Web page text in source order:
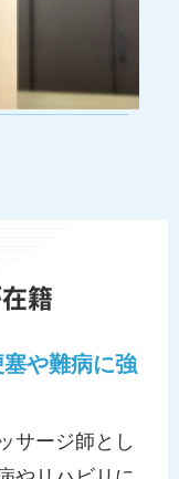
籍
塞や難病に強
サージ師とし